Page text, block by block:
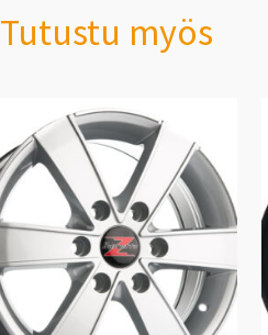
Tutustu myös